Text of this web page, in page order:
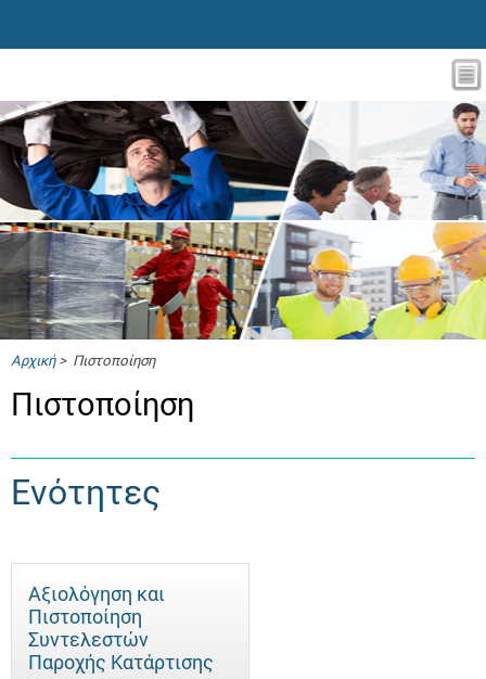
Αρχική> Πιστοποίηση
Πιστοποίηση
Ενότητες
Αξιολόγηση και
Πιστοποίηση
Συντελεστών
Παροχής Κατάρτισης